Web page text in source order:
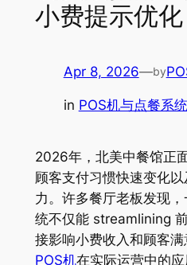
小费提示优化
Apr 8, 2026—by
in POS机与点餐系统
2026年，北美中餐馆正
顾客支付习惯快速变化
力。许多餐厅老板发现
统不仅能 streamlining
接影响小费收入和顾客
POS机在实际运营中的